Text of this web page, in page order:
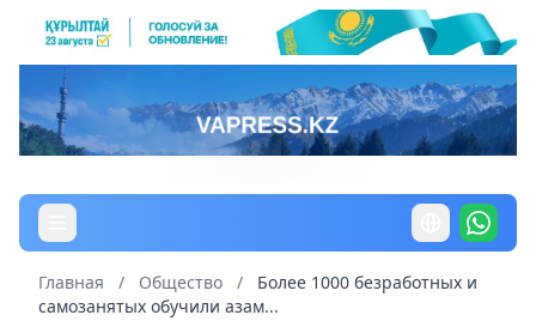
Главная / Общество /
Более 1000 безработных и
самозанятых обучили азам...